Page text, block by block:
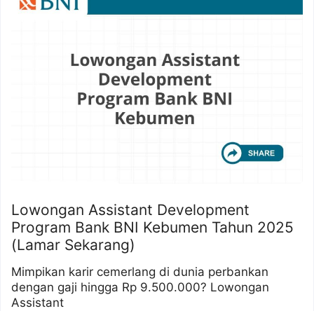
Lowongan Assistant Development
Program Bank BNI Kebumen Tahun 2025
(Lamar Sekarang)
Mimpikan karir cemerlang di dunia perbankan
dengan gaji hingga Rp 9.500.000? Lowongan
Assistant